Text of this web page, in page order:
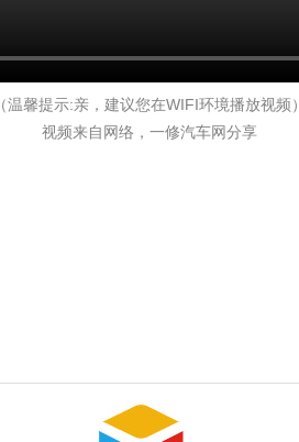
（温馨提示:亲，建议您在WIFI环境播放视频）
视频来自网络，一修汽车网分享